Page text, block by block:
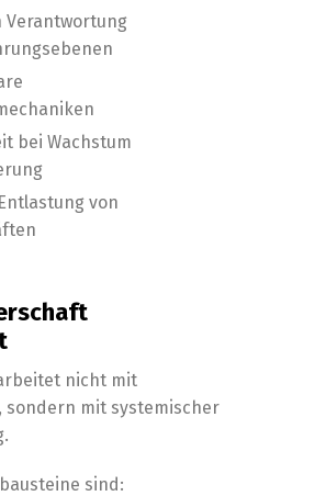
Verantwortung
bei Wachstum
von
nicht mit
sondern mit systemischer
sind: